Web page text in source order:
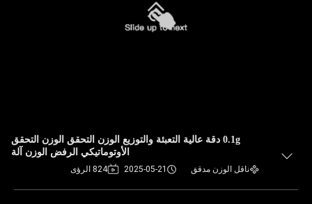
0.1g دقة عالية التعبئة والتوزيع الوزن التحقق الوزن التحقق
الأوتوماتيكي الرفض الوزن آلة
ناقل الوزن مدقق 2025-05-21 824 الرؤى